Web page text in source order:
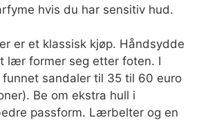
hvis du har sensitiv hud.
er et klassisk kjøp. Håndsydde
lær former seg etter foten. I
funnet sandaler til 35 til 60 euro
Be om ekstra hull i
passform. Lærbelter og en